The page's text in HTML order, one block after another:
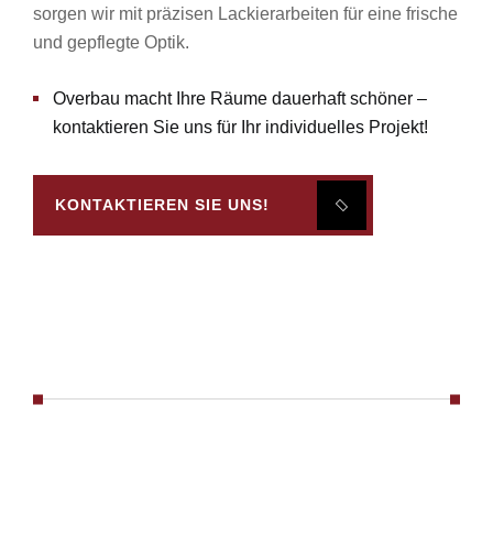
sorgen wir mit präzisen Lackierarbeiten für eine frische
und gepflegte Optik.
Overbau macht Ihre Räume dauerhaft schöner –
kontaktieren Sie uns für Ihr individuelles Projekt!
KONTAKTIEREN SIE UNS!